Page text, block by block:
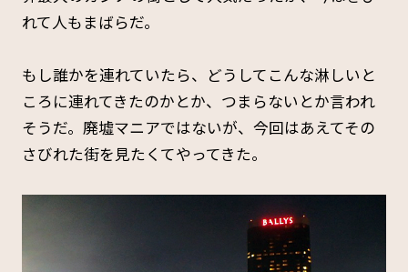
れて人もまばらだ。
もし誰かを連れていたら、どうしてこんな淋しいと
ころに連れてきたのかとか、つまらないとか言われ
そうだ。廃墟マニアではないが、今回はあえてその
さびれた街を見たくてやってきた。